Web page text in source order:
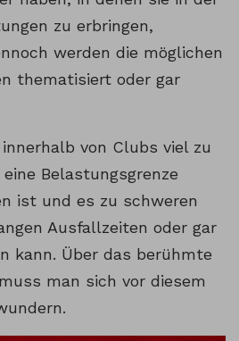
zu erbringen,
werden die möglichen
thematisiert oder gar
von Clubs viel zu
Belastungsgrenze
ist und es zu schweren
Ausfallzeiten oder gar
kann. Über das berühmte
man sich vor diesem